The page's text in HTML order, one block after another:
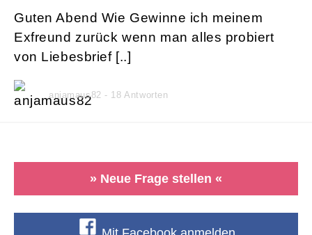
Guten Abend Wie Gewinne ich meinem
Exfreund zurück wenn man alles probiert
von Liebesbrief [..]
anjamaus82 - 18 Antworten
» Neue Frage stellen «